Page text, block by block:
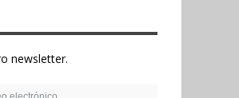
Suscribete a nuestro newsletter.